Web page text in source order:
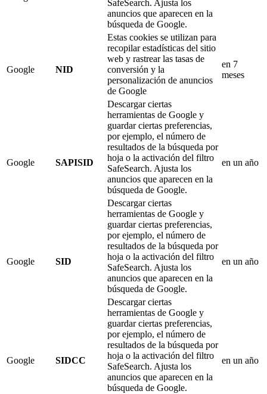
SafeSearch. Ajusta los
anuncios que aparecen en la
búsqueda de Google.
Google NID
Estas cookies se utilizan para
recopilar estadísticas del sitio
web y rastrear las tasas de
conversión y la
personalización de anuncios
de Google
en 7
meses
Google SAPISID
Descargar ciertas
herramientas de Google y
guardar ciertas preferencias,
por ejemplo, el número de
resultados de la búsqueda por
hoja o la activación del filtro
SafeSearch. Ajusta los
anuncios que aparecen en la
búsqueda de Google.
en un año
Google SID
Descargar ciertas
herramientas de Google y
guardar ciertas preferencias,
por ejemplo, el número de
resultados de la búsqueda por
hoja o la activación del filtro
SafeSearch. Ajusta los
anuncios que aparecen en la
búsqueda de Google.
en un año
Google SIDCC
Descargar ciertas
herramientas de Google y
guardar ciertas preferencias,
por ejemplo, el número de
resultados de la búsqueda por
hoja o la activación del filtro
SafeSearch. Ajusta los
anuncios que aparecen en la
búsqueda de Google.
en un año